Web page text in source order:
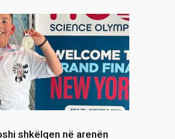
shkëlqen në arenën